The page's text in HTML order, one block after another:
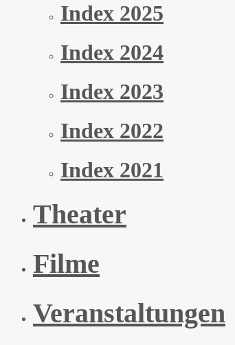
Index 2025
Index 2024
Index 2023
Index 2022
Index 2021
Theater
Filme
Veranstaltungen